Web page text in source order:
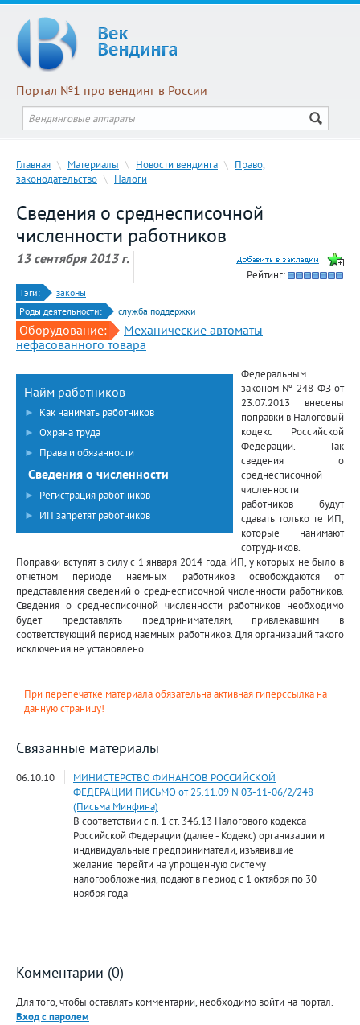
Портал №1 про вендинг в России
Главная \ Материалы \ Новости вендинга \ Право,
законодательство \ Налоги
Сведения о среднесписочной
численности работников
13 сентября 2013 г.
Рейтинг:
Тэги:
законы
Роды деятельности:
служба поддержки
Оборудование:
Механические автоматы
нефасованного товара
Найм работников
► Как нанимать работников
► Охрана труда
► Права и обязанности
Сведения о численности
► Регистрация работников
► ИП запретят работников
Федеральным
законом № 248-ФЗ от
23.07.2013 внесены
поправки в Налоговый
кодекс Российской
Федерации. Так
сведения о
среднесписочной
численности
работников будут
сдавать только те ИП,
которые нанимают
сотрудников.
Поправки вступят в силу с 1 января 2014 года. ИП, у которых не было в
отчетном периоде наемных работников освобождаются от
представления сведений о среднесписочной численности работников.
Сведения о среднесписочной численности работников необходимо
будет представлять предпринимателям, привлекавшим в
соответствующий период наемных работников. Для организаций такого
исключения не установлено.
При перепечатке материала обязательна активная гиперссылка на
данную страницу!
Связанные материалы
06.10.10
МИНИСТЕРСТВО ФИНАНСОВ РОССИЙСКОЙ
ФЕДЕРАЦИИ ПИСЬМО от 25.11.09 N 03-11-06/2/248
(Письма Минфина)
В соответствии с п. 1 ст. 346.13 Налогового кодекса
Российской Федерации (далее - Кодекс) организации и
индивидуальные предприниматели, изъявившие
желание перейти на упрощенную систему
налогообложения, подают в период с 1 октября по 30
ноября года
Комментарии (0)
Для того, чтобы оставлять комментарии, необходимо войти на портал.
Вход с паролем